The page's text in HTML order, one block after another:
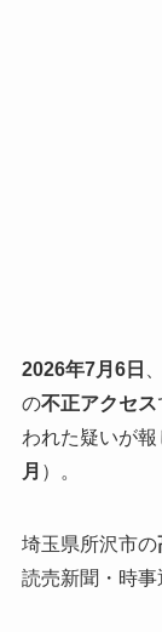
2026年7月6日
の不正アクセス
われた疑いが
月 ）。
埼玉県所沢市の
読売新聞・時事